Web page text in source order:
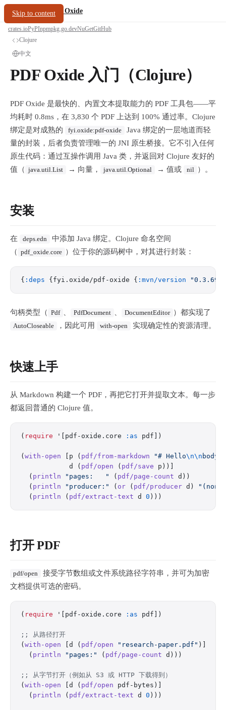
Skip to content
oxide.fyi/PDF Oxide
crates.ioPyPInpmpkg.go.devNuGetGitHub
Clojure
中文
PDF Oxide 入门（Clojure）
PDF Oxide 是最快的、内置文本提取能力的 PDF 工具包——平
均耗时 0.8ms，在 3,830 个 PDF 上达到 100% 通过率。Clojure
绑定是对成熟的
fyi.oxide:pdf-oxide
Java 绑定的一层地道而轻
量的封装，后者负责管理唯一的 JNI 原生桥接。它不引入任何
原生代码：通过互操作调用 Java 类，并返回对 Clojure 友好的
值（ java.util.List → 向量， java.util.Optional → 值或 nil ）。
安装
在 deps.edn
中添加 Java 绑定。Clojure 命名空间
（ pdf_oxide.core ）位于你的源码树中，对其进行封装：
{ :deps {fyi.oxide/pdf-oxide { :mvn/version "0.3.69"
句柄类型（ Pdf PdfDocument DocumentEditor ）都实现了
AutoCloseable ，因此可用 with-open 实现确定性的资源清理。
快速上手
从 Markdown 构建一个 PDF，再把它打开并提取文本。每一步
都返回普通的 Clojure 值。
( require '[pdf-oxide.core :as pdf])
( with-open [p ( pdf/from-markdown "# Hello\n\n body
            d (
pdf/open ( pdf/save p))]
  (
println "pages:   " ( pdf/page-count d))
  (
println "producer:" ( or ( pdf/producer d)
  (
println ( pdf/extract-text d 0 )))
打开 PDF
pdf/open
接受字节数组或文件系统路径字符串，并可为加密
文档提供可选的密码。
( require '[pdf-oxide.core :as pdf])
;; 从路径打开
( with-open [d ( pdf/open "research-paper.pdf" )]
  (
println "pages:" ( pdf/page-count d)))
;; 从字节打开（例如从 S3 或 HTTP 下载得到）
( with-open [d ( pdf/open pdf-bytes)]
  (
println ( pdf/extract-text d 0 )))